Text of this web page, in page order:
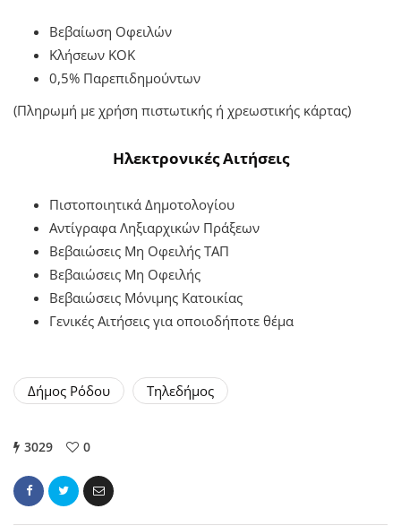
Βεβαίωση Οφειλών
Κλήσεων ΚΟΚ
0,5% Παρεπιδημούντων
(Πληρωμή με χρήση πιστωτικής ή χρεωστικής κάρτας)
Ηλεκτρονικές Αιτήσεις
Πιστοποιητικά Δημοτολογίου
Αντίγραφα Ληξιαρχικών Πράξεων
Βεβαιώσεις Μη Οφειλής ΤΑΠ
Βεβαιώσεις Μη Οφειλής
Βεβαιώσεις Μόνιμης Κατοικίας
Γενικές Αιτήσεις για οποιοδήποτε θέμα
Δήμος Ρόδου Τηλεδήμος
3029 0